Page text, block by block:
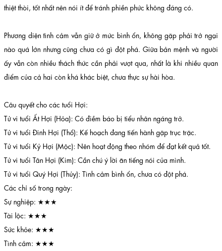
thiệt thòi, tốt nhất nên nói ít để tránh phiền phức không đáng có.
Phương diện tình cảm vẫn giữ ở mức bình ổn, không gặp phải trở ngại
nào quá lớn nhưng cũng chưa có gì đột phá. Giữa bản mệnh và người
ấy vẫn còn nhiều thách thức cần phải vượt qua, nhất là khi nhiều quan
điểm của cả hai còn khá khác biệt, chưa thực sự hài hòa.
Câu quyết cho các tuổi Hợi:
Tử vi tuổi Ất Hợi (Hỏa): Có điềm báo bị tiểu nhân ngáng trở.
Tử vi tuổi Đinh Hợi (Thổ): Kế hoạch đang tiến hành gặp trục trặc.
Tử vi tuổi Kỷ Hợi (Mộc): Nên hoạt động theo nhóm để đạt kết quả tốt.
Tử vi tuổi Tân Hợi (Kim): Cần chú ý lời ăn tiếng nói của mình.
Tử vi tuổi Quý Hợi (Thủy): Tình cảm bình ổn, chưa có đột phá.
Các chỉ số trong ngày:
Sự nghiệp: ★★★
Tài lộc: ★★★
Sức khỏe: ★★★
Tình cảm: ★★★